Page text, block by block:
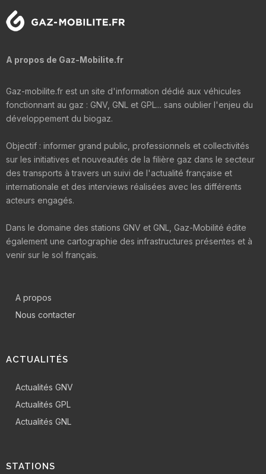
A propos de Gaz-Mobilite.fr
Gaz-mobilite.fr est un site d'information dédié aux véhicules
fonctionnant au gaz : GNV, GNL et GPL... sans oublier l'enjeu du
développement du biogaz.
Objectif : informer grand public, professionnels et collectivités
sur les initiatives et nouveautés de la filière gaz dans le secteur
des transports à travers un suivi de l'actualité française et
internationale et des interviews réalisées avec les différents
acteurs engagés.
Dans le domaine des stations GNV et GNL, Gaz-Mobilité édite
également une cartographie des infrastructures présentes et à
venir sur le sol français.
A propos
Nous contacter
ACTUALITÉS
Actualités GNV
Actualités GPL
Actualités GNL
STATIONS